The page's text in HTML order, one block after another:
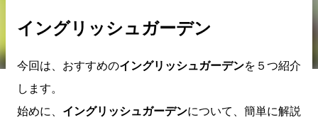
イングリッシュガーデン
今回は、おすすめのイングリッシュガーデンを５つ紹介
します。
始めに、 イングリッシュガーデンについて、簡単に解説